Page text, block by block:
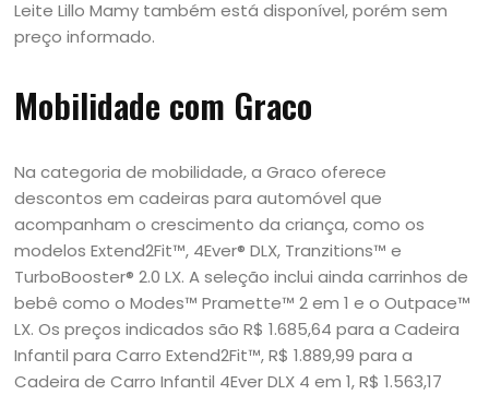
Leite Lillo Mamy também está disponível, porém sem
preço informado.
Mobilidade com Graco
Na categoria de mobilidade, a Graco oferece
descontos em cadeiras para automóvel que
acompanham o crescimento da criança, como os
modelos Extend2Fit™, 4Ever® DLX, Tranzitions™ e
TurboBooster® 2.0 LX. A seleção inclui ainda carrinhos de
bebê como o Modes™ Pramette™ 2 em 1 e o Outpace™
LX. Os preços indicados são R$ 1.685,64 para a Cadeira
Infantil para Carro Extend2Fit™, R$ 1.889,99 para a
Cadeira de Carro Infantil 4Ever DLX 4 em 1, R$ 1.563,17